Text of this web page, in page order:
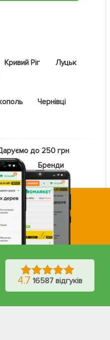
Кривий Ріг
Луцьк
Чернівці
до 250 грн
прайс Бренди
4.7 16587 відгуків
Фейсбук